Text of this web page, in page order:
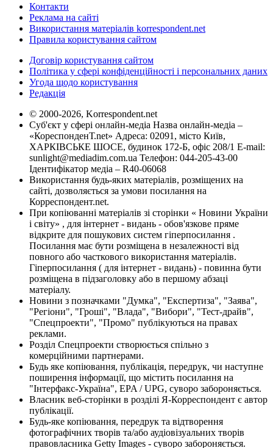
Контакти
Реклама на сайті
Використання матеріалів korrespondent.net
Правила користування сайтом
Договір користування сайтом
Політика у сфері конфіденційності і персональних даних
Угода щодо користування
Редакція
© 2000-2026, Korrespondent.net
Суб'єкт у сфері онлайн-медіа Назва онлайн-медіа –
«КореспонденТ.net» Адреса: 02091, місто Київ,
ХАРКІВСЬКЕ ШОСЕ, будинок 172-Б, офіс 208/1 E-mail:
sunlight@mediadim.com.ua Телефон: 044-205-43-00
Ідентифікатор медіа – R40-06068
Використання будь-яких матеріалів, розміщених на
сайті, дозволяється за умови посилання на
Корреспондент.net.
При копіюванні матеріалів зі сторінки « Новини України
і світу» , для інтернет - видань - обов'язкове пряме
відкрите для пошукових систем гіперпосилання .
Посилання має бути розміщена в незалежності від
повного або часткового використання матеріалів.
Гіперпосилання ( для інтернет - видань) - повинна бути
розміщена в підзаголовку або в першому абзаці
матеріалу.
Новини з позначками "Думка", "Експертиза", "Заява",
"Регіони", "Гроші", "Влада", "Вибори", "Тест-драйв",
"Спецпроекти", "Промо" публікуються на правах
реклами.
Розділ Спецпроекти створюється спільно з
комерційними партнерами.
Будь яке копіювання, публікація, передрук, чи наступне
поширення інформації, що містить посилання на
"Інтерфакс-Україна", EPA / UPG, суворо забороняється.
Власник веб-сторінки в розділі Я-Корреспондент є автор
публікації.
Будь-яке копіювання, передрук та відтворення
фотографічних творів та/або аудіовізуальних творів
правовласника Getty Images - суворо забороняється.